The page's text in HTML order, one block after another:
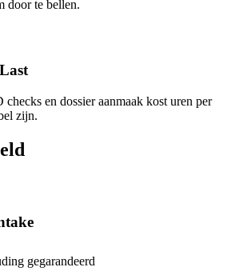
door te bellen.
en dossier aanmaak kost uren per
zijn.
gegarandeerd